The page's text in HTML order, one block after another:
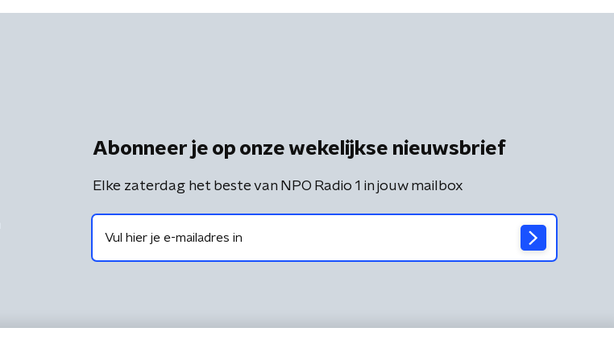
Abonneer je op onze wekelijkse nieuwsbrief
Elke zaterdag het beste van NPO Radio 1 in jouw mailbox